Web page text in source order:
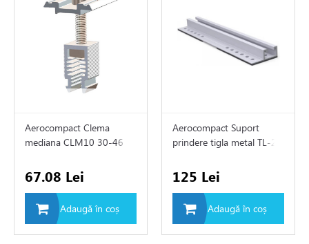
Aerocompact Clema
mediana CLM10 30-46
67.08 Lei
Adaugă în coș
Aerocompact Suport
prindere tigla metal TL-25
125 Lei
Adaugă în coș